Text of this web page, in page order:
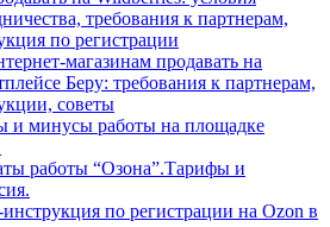
требования к партнерам,
по регистрации
магазинам продавать на
Беру: требования к партнерам,
советы
и минусы работы на площадке
работы “Озона”.Тарифы и
по регистрации на Ozon в